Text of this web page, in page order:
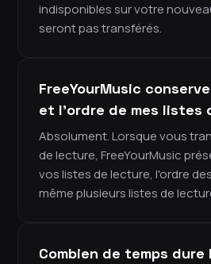
indisponibles sur votre
seront pas transférés.
FreeYourMusic
et l'ordre de mes listes
Absolument. Lorsque vous
de lecture, FreeYourMusic
vos listes de lecture, l'ordre
même plusieurs listes de
Combien de temps